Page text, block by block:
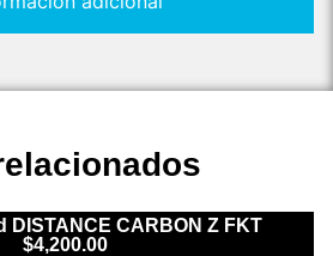
DISTANCE CARBON Z FKT
$4,200.00